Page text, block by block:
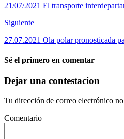
21/07/2021 El transporte
Siguiente
27.07.2021 Ola polar pronosticada
Sé el primero en comentar
Dejar una contestacion
Tu dirección de correo electrónico
Comentario